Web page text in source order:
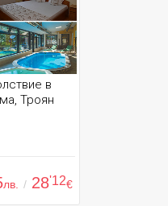
в
Троян
лв. / 28'12€